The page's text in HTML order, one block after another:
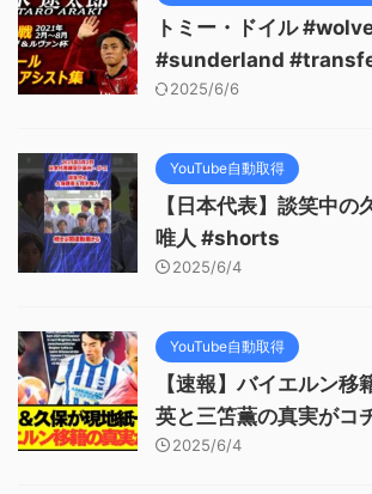
トミー・ドイル
#sunderland
2025/6/6
YouTube自動取得
【日本代表】談笑中の
唯人 #shorts
2025/6/4
YouTube自動取得
【速報】バイエルン移
英と三笘薫の真実がコ
2025/6/4